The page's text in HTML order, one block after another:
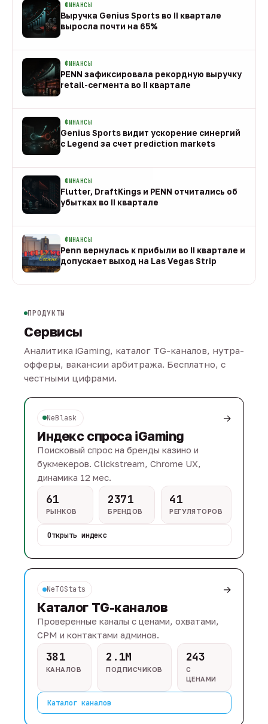
ФИНАНСЫ
Выручка Genius Sports во II квартале
выросла почти на 65%
ФИНАНСЫ
PENN зафиксировала рекордную выручку
retail-сегмента во II квартале
ФИНАНСЫ
Genius Sports видит ускорение синергий
с Legend за счет prediction markets
ФИНАНСЫ
Flutter, DraftKings и PENN отчитались об
убытках во II квартале
ФИНАНСЫ
Penn вернулась к прибыли во II квартале и
допускает выход на Las Vegas Strip
ПРОДУКТЫ
Сервисы
Аналитика iGaming, каталог TG-каналов, нутра-
офферы, вакансии арбитража. Бесплатно, с
честными цифрами.
NeBlask →
Индекс спроса iGaming
Поисковый спрос на бренды казино и
букмекеров. Clickstream, Chrome UX,
динамика 12 мес.
61
РЫНКОВ
2371
БРЕНДОВ
41
РЕГУЛЯТОРОВ
Открыть индекс
NeTGStats →
Каталог TG-каналов
Проверенные каналы с ценами, охватами,
CPM и контактами админов.
381
КАНАЛОВ
2.1M
ПОДПИСЧИКОВ
243
С
ЦЕНАМИ
Каталог каналов